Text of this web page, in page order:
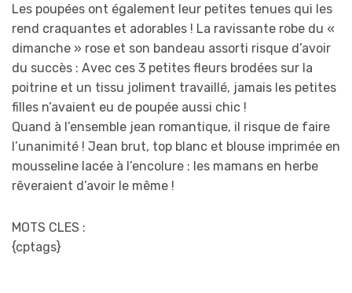
Les poupées ont également leur petites tenues qui les
rend craquantes et adorables ! La ravissante robe du «
dimanche » rose et son bandeau assorti risque d’avoir
du succès : Avec ces 3 petites fleurs brodées sur la
poitrine et un tissu joliment travaillé, jamais les petites
filles n’avaient eu de poupée aussi chic !
Quand à l’ensemble jean romantique, il risque de faire
l’unanimité ! Jean brut, top blanc et blouse imprimée en
mousseline lacée à l’encolure : les mamans en herbe
rêveraient d’avoir le même !
MOTS CLES :
{cptags}